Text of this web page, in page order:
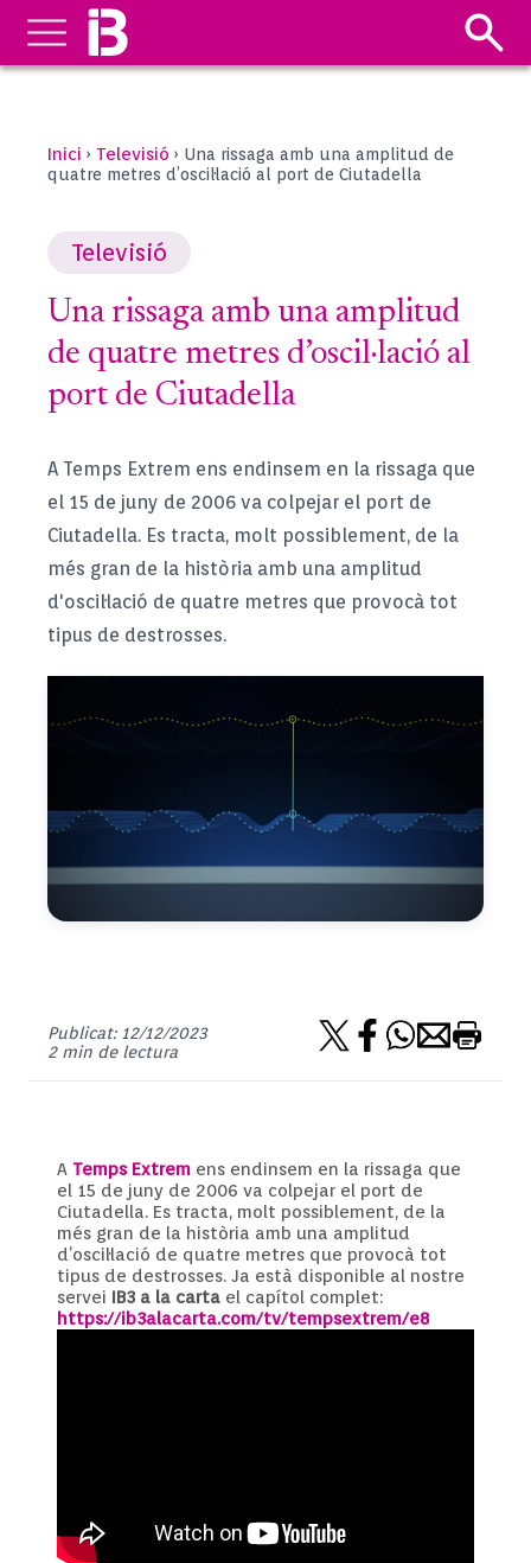
Inici › Televisió › Una rissaga amb una amplitud de
quatre metres d’oscil·lació al port de Ciutadella
Televisió
Una rissaga amb una amplitud
de quatre metres d’oscil·lació al
port de Ciutadella
A Temps Extrem ens endinsem en la rissaga que
el 15 de juny de 2006 va colpejar el port de
Ciutadella. Es tracta, molt possiblement, de la
més gran de la història amb una amplitud
d'oscil·lació de quatre metres que provocà tot
tipus de destrosses.
Publicat: 12/12/2023
2 min de lectura
A Temps Extrem ens endinsem en la rissaga que
el 15 de juny de 2006 va colpejar el port de
Ciutadella. Es tracta, molt possiblement, de la
més gran de la història amb una amplitud
d’oscil·lació de quatre metres que provocà tot
tipus de destrosses. Ja està disponible al nostre
servei IB3 a la carta el capítol complet:
https://ib3alacarta.com/tv/tempsextrem/e8